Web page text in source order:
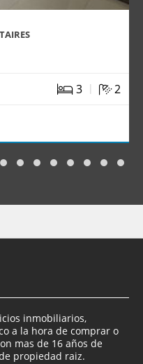
3 | 2
inmobiliarios,
a la hora de comprar o
mas de 16 años de
propiedad raiz.